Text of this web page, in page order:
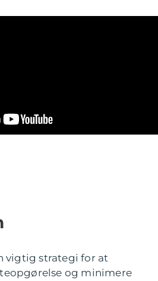
vigtig strategi for at
og minimere